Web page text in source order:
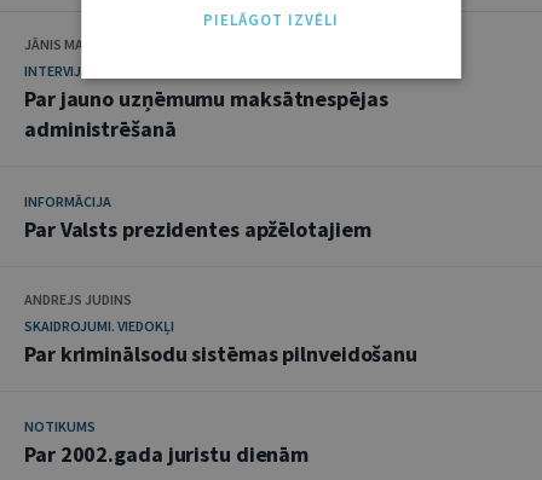
JĀNIS MARŠĀNS
INTERVIJA
Par jauno uzņēmumu maksātnespējas
administrēšanā
INFORMĀCIJA
Par Valsts prezidentes apžēlotajiem
ANDREJS JUDINS
SKAIDROJUMI. VIEDOKĻI
Par kriminālsodu sistēmas pilnveidošanu
NOTIKUMS
Par 2002.gada juristu dienām
PIELĀGOT IZVĒLI